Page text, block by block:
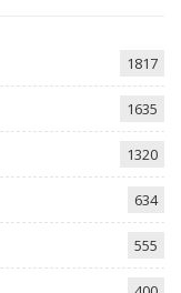
1817
1635
1320
634
555